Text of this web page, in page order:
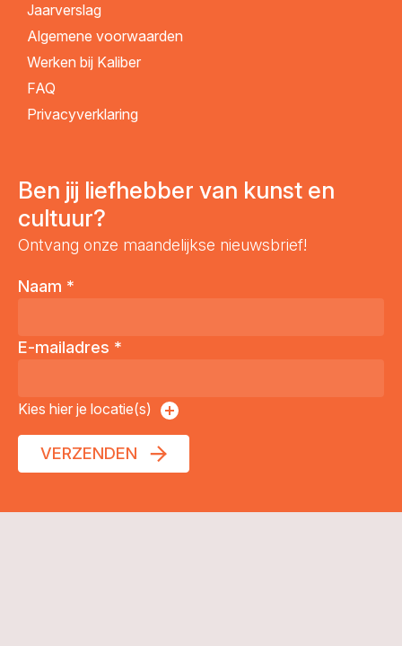
Jaarverslag
Algemene voorwaarden
Werken bij Kaliber
FAQ
Privacyverklaring
Ben jij liefhebber van kunst en
cultuur?
Ontvang onze maandelijkse nieuwsbrief!
Naam *
E-mailadres *
Kies hier je locatie(s)
VERZENDEN